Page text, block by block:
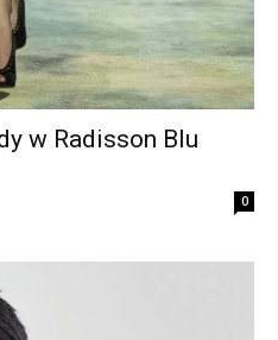
w Radisson Blu
0